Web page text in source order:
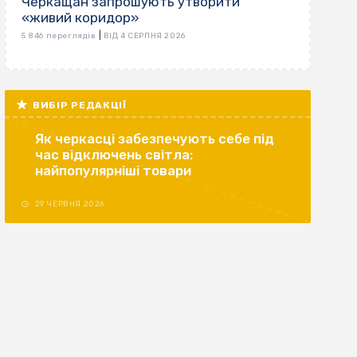
«живий коридор»
5 846 переглядів ВІД 4 СЕРПНЯ 2026
ВИБІР РЕДАКЦІЇ
Як черкасці забезпечують себе під
час відключень світла:
найпопулярніші товари
29 ЧЕРВНЯ 2026